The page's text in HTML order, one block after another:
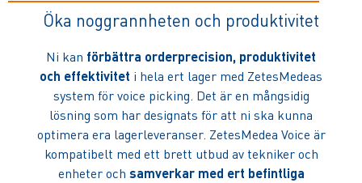
Öka noggrannheten och produktivitet
Ni kan förbättra orderprecision, produktivitet
och effektivitet i hela ert lager med ZetesMedeas
system för voice picking. Det är en mångsidig
lösning som har designats för att ni ska kunna
optimera era lagerleveranser. ZetesMedea Voice är
kompatibelt med ett brett utbud av tekniker och
enheter och samverkar med ert befintliga